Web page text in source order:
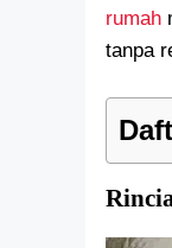
rumah
tanpa